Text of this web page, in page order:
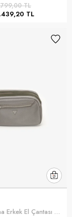
TL
TL
Guess Berna Erkek El Çantası Yeşil